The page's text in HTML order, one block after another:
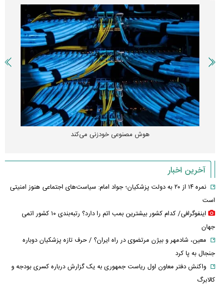
هوش مصنوعی خودزنی می‌کند
آخرین اخبار
نمره ۱۴ از ۲۰ به دولت پزشکیان؛ جواد امام: سیاست‌های اجتماعی هنوز امنیتی
است
اینفوگرافی/ کدام کشور بیشترین بمب اتم را دارد؟ رتبه‌بندی ۱۰ کشور اتمی
جهان
معین، شادمهر و بیژن مرتضوی در راه ایران؟ / حرف تازه پزشکیان دوباره
جنجال به پا کرد
واکنش دفتر معاون اول ریاست جمهوری به یک گزارش درباره کسری بودجه و
کالابرگ